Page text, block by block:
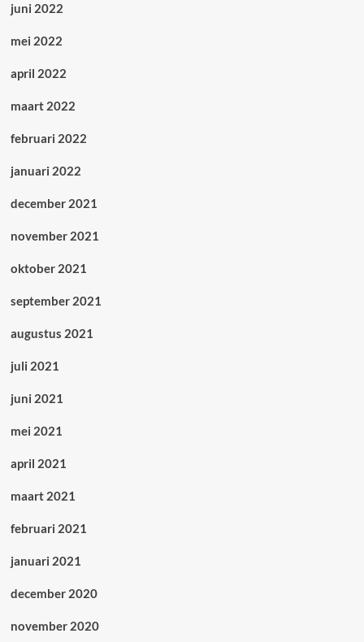
juni 2022
mei 2022
april 2022
maart 2022
februari 2022
januari 2022
december 2021
november 2021
oktober 2021
september 2021
augustus 2021
juli 2021
juni 2021
mei 2021
april 2021
maart 2021
februari 2021
januari 2021
december 2020
november 2020